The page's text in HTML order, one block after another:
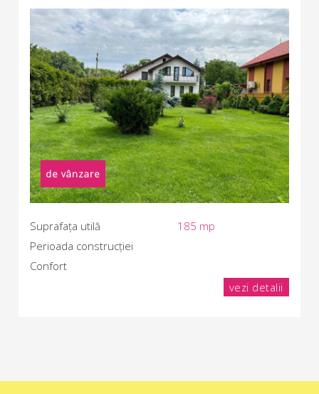
de vânzare
Suprafața utilă
185 mp
Perioada construcției
Confort
vezi detalii